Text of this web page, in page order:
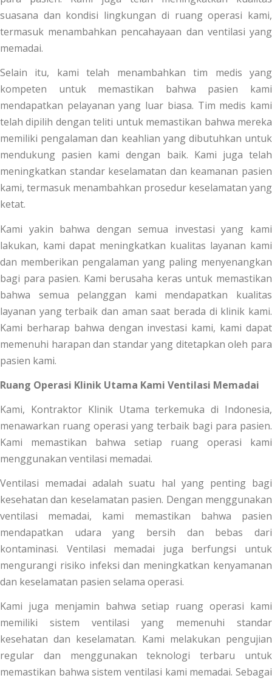
suasana dan kondisi lingkungan di ruang operasi kami,
termasuk menambahkan pencahayaan dan ventilasi yang
memadai.
Selain itu, kami telah menambahkan tim medis yang
kompeten untuk memastikan bahwa pasien kami
mendapatkan pelayanan yang luar biasa. Tim medis kami
telah dipilih dengan teliti untuk memastikan bahwa mereka
memiliki pengalaman dan keahlian yang dibutuhkan untuk
mendukung pasien kami dengan baik. Kami juga telah
meningkatkan standar keselamatan dan keamanan pasien
kami, termasuk menambahkan prosedur keselamatan yang
ketat.
Kami yakin bahwa dengan semua investasi yang kami
lakukan, kami dapat meningkatkan kualitas layanan kami
dan memberikan pengalaman yang paling menyenangkan
bagi para pasien. Kami berusaha keras untuk memastikan
bahwa semua pelanggan kami mendapatkan kualitas
layanan yang terbaik dan aman saat berada di klinik kami.
Kami berharap bahwa dengan investasi kami, kami dapat
memenuhi harapan dan standar yang ditetapkan oleh para
pasien kami.
Ruang Operasi Klinik Utama Kami Ventilasi Memadai
Kami, Kontraktor Klinik Utama terkemuka di Indonesia,
menawarkan ruang operasi yang terbaik bagi para pasien.
Kami memastikan bahwa setiap ruang operasi kami
menggunakan ventilasi memadai.
Ventilasi memadai adalah suatu hal yang penting bagi
kesehatan dan keselamatan pasien. Dengan menggunakan
ventilasi memadai, kami memastikan bahwa pasien
mendapatkan udara yang bersih dan bebas dari
kontaminasi. Ventilasi memadai juga berfungsi untuk
mengurangi risiko infeksi dan meningkatkan kenyamanan
dan keselamatan pasien selama operasi.
Kami juga menjamin bahwa setiap ruang operasi kami
memiliki sistem ventilasi yang memenuhi standar
kesehatan dan keselamatan. Kami melakukan pengujian
regular dan menggunakan teknologi terbaru untuk
memastikan bahwa sistem ventilasi kami memadai. Sebagai